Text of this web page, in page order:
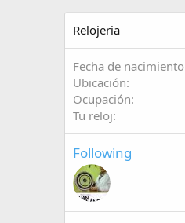
Relojeria
Fecha de nacimiento
Ubicación
Ocupación
Tu reloj
Following